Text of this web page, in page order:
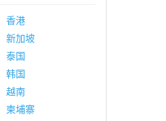
香港
新加坡
泰国
韩国
越南
柬埔寨